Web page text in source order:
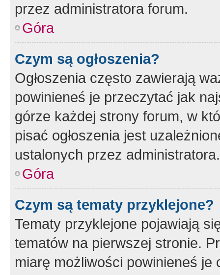
przez administratora forum.
Góra
Czym są ogłoszenia?
Ogłoszenia często zawierają
powinieneś je przeczytać jak
górze każdej strony forum, w
pisać ogłoszenia jest
ustalonych przez administratora.
Góra
Czym są tematy przyklejone?
Tematy przyklejone pojawiają
tematów na pierwszej stronie.
miarę możliwości powinieneś je